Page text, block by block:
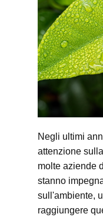
Negli ultimi
attenzione
molte aziende
stanno
sull'ambiente,
raggiungere